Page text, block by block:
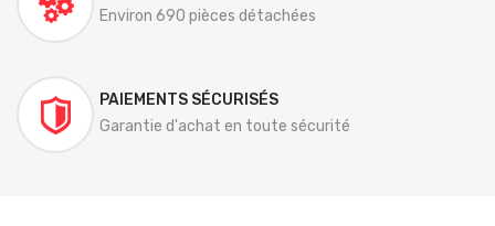
Environ 690 pièces détachées
PAIEMENTS SÉCURISÉS
Garantie d'achat en toute sécurité